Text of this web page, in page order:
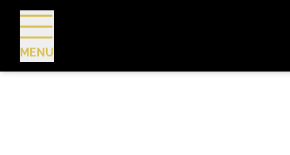
MENU RÉSERVER